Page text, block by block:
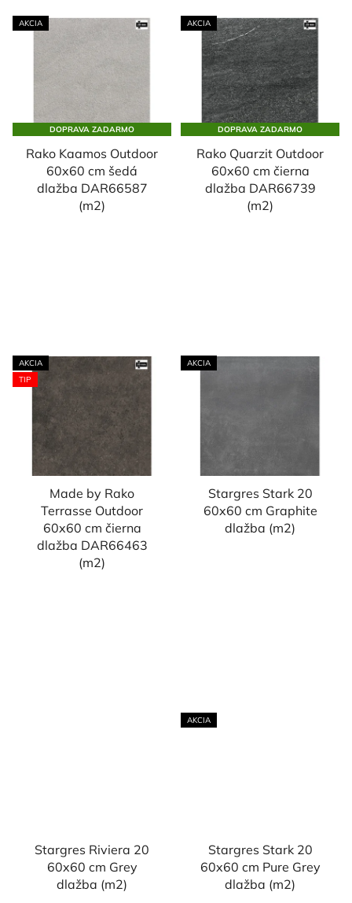
AKCIA
DOPRAVA ZADARMO
Rako Kaamos Outdoor
60x60 cm šedá
dlažba DAR66587
(m2)
AKCIA
DOPRAVA ZADARMO
Rako Quarzit Outdoor
60x60 cm čierna
dlažba DAR66739
(m2)
AKCIA
TIP
Made by Rako
Terrasse Outdoor
60x60 cm čierna
dlažba DAR66463
(m2)
AKCIA
Stargres Stark 20
60x60 cm Graphite
dlažba (m2)
Stargres Riviera 20
60x60 cm Grey
dlažba (m2)
AKCIA
Stargres Stark 20
60x60 cm Pure Grey
dlažba (m2)